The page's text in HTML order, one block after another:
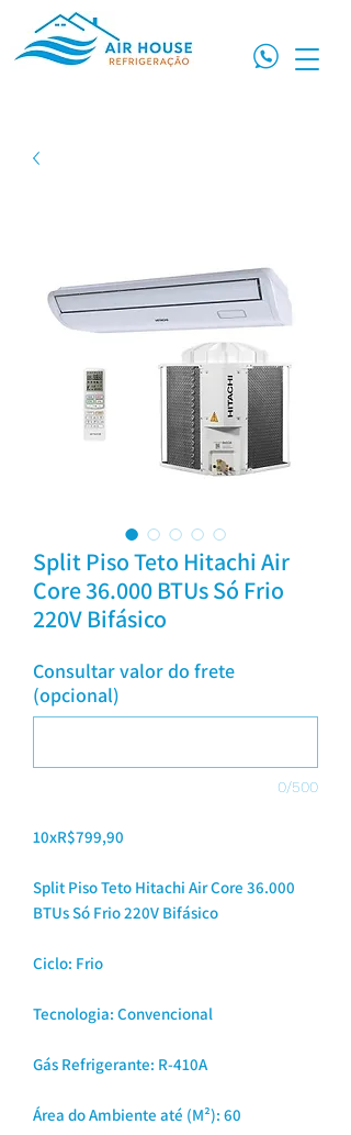
Split Piso Teto Hitachi Air
Core 36.000 BTUs Só Frio
220V Bifásico
Consultar valor do frete
(opcional)
0/500
10xR$799,90
Split Piso Teto Hitachi Air Core 36.000
BTUs Só Frio 220V Bifásico
Ciclo: Frio
Tecnologia: Convencional
Gás Refrigerante: R-410A
Área do Ambiente até (M²): 60